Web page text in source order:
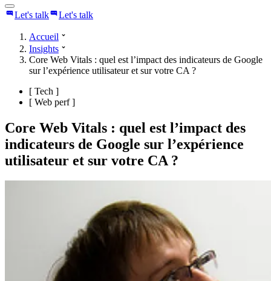
Let's talk Let's talk
Accueil
Insights
Core Web Vitals : quel est l’impact des indicateurs de Google
sur l’expérience utilisateur et sur votre CA ?
[ Tech ]
[ Web perf]
Core Web Vitals : quel est l’impact des
indicateurs de Google sur l’expérience
utilisateur et sur votre CA ?